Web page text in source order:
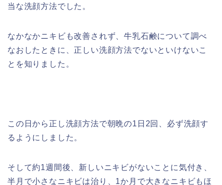
当な洗顔方法でした。
なかなかニキビも改善されず、牛乳石鹸について調べ
なおしたときに、正しい洗顔方法でないといけないこ
とを知りました。
この日から正し洗顔方法で朝晩の1日2回、必ず洗顔す
るようにしました。
そして約1週間後、新しいニキビがないことに気付き、
半月で小さなニキビは治り、1か月で大きなニキビもほ